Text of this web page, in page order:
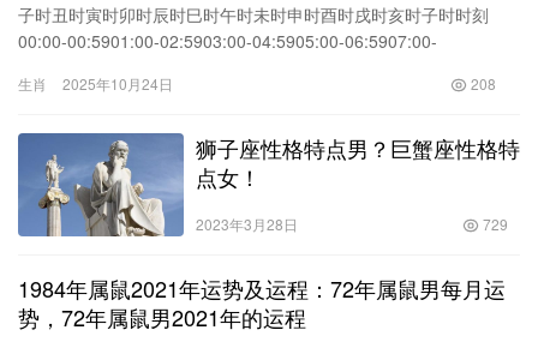
子时丑时寅时卯时辰时巳时午时未时申时酉时戌时亥时子时时刻
00:00-00:5901:00-02:5903:00-04:5905:00-06:5907:00-
生肖 2025年10月24日 208
狮子座性格特点男？巨蟹座性格特
点女！
2023年3月28日 729
1984年属鼠2021年运势及运程：72年属鼠男每月运
势，72年属鼠男2021年的运程